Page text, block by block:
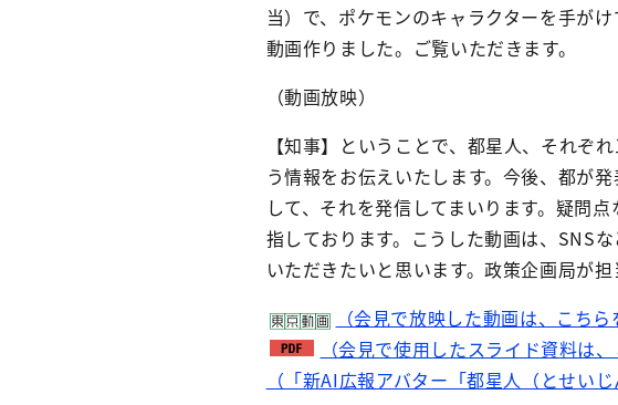
当）で、ポケモンのキャラクターを手が
動画作りました。ご覧いただきます。
（動画放映）
【知事】ということで、都星人、それぞ
う情報をお伝えいたします。今後、都が
して、それを発信してまいります。疑問
指しております。こうした動画は、SNS
いただきたいと思います。政策企画局が担
（会見で放映した動画は、こちら
（会見で使用したスライド資料は
（「新AI広報アバター「都星人（とせい